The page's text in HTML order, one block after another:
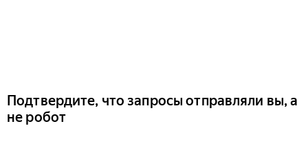
Подтвердите, что запросы отправляли вы, а
не робот